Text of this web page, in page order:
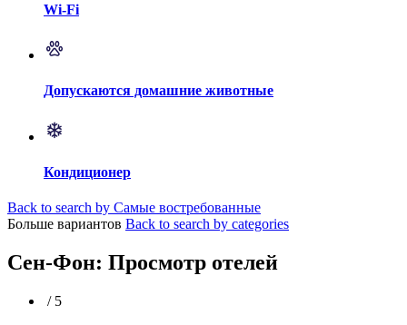
Wi-Fi
Допускаются домашние животные
Кондиционер
Back to search by Самые востребованные
Больше вариантов Back to search by categories
Сен-Фон: Просмотр отелей